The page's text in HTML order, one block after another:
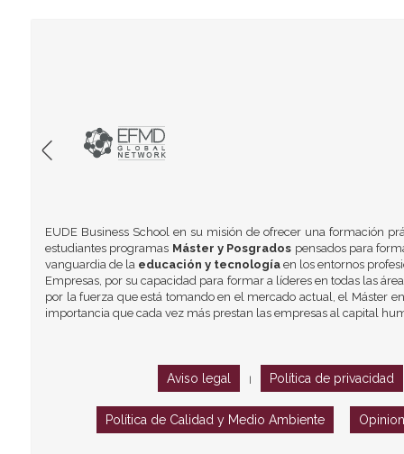
EUDE Business School en su misión de ofrecer una formación
estudiantes programas Máster y Posgrados pensados para
vanguardia de la educación y tecnología en los entornos
Empresas, por su capacidad para formar a líderes en todas las
por la fuerza que está tomando en el mercado actual, el Máster
importancia que cada vez más prestan las empresas al capital
Aviso legal Política de privacidad
Política de Calidad y Medio Ambiente